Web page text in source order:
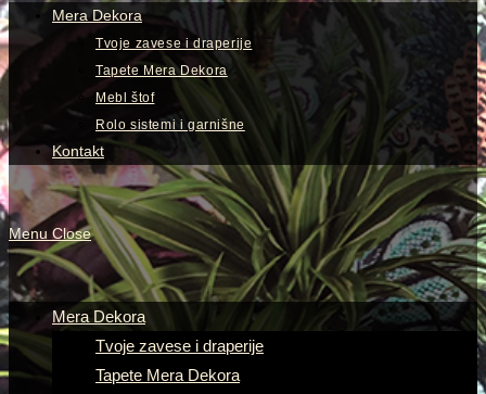
Mera Dekora
Tvoje zavese i draperije
Tapete Mera Dekora
Mebl štof
Rolo sistemi i garnišne
Kontakt
Menu Close
Mera Dekora
Tvoje zavese i draperije
Tapete Mera Dekora